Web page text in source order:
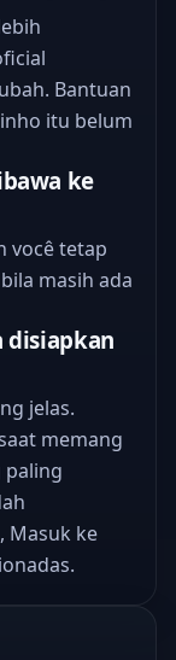
Bantuan
itu belum
ke
você tetap
masih ada
disiapkan
jelas.
memang
paling
Masuk ke